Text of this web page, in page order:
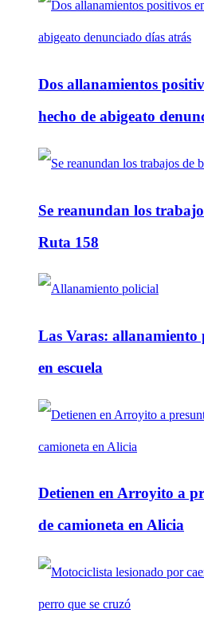
Dos allanamientos
hecho de abigeato
Se reanundan los
Ruta 158
Las Varas: allanamiento
en escuela
Detienen en Arroyito a
de camioneta en Alicia